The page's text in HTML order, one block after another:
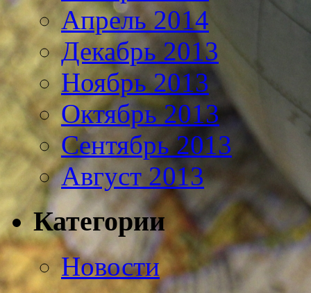
Апрель 2014
Декабрь 2013
Ноябрь 2013
Октябрь 2013
Сентябрь 2013
Август 2013
Категории
Новости